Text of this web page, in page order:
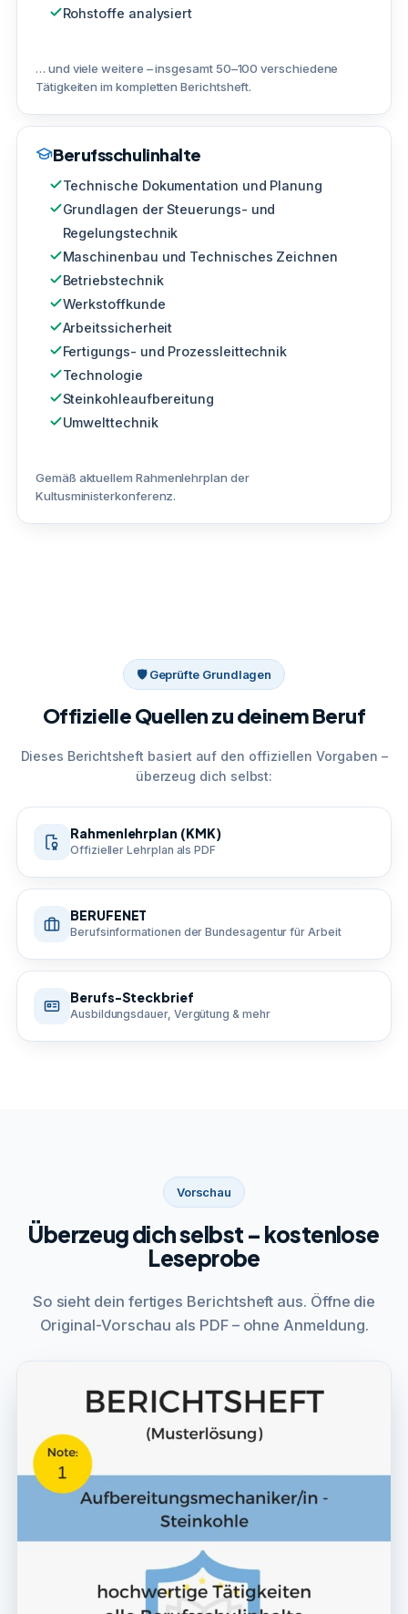
Rohstoffe analysiert
… und viele weitere – insgesamt 50–100 verschiedene
Tätigkeiten im kompletten Berichtsheft.
Berufsschulinhalte
Technische Dokumentation und Planung
Grundlagen der Steuerungs- und
Regelungstechnik
Maschinenbau und Technisches Zeichnen
Betriebstechnik
Werkstoffkunde
Arbeitssicherheit
Fertigungs- und Prozessleittechnik
Technologie
Steinkohleaufbereitung
Umwelttechnik
Gemäß aktuellem Rahmenlehrplan der
Kultusministerkonferenz.
🛡 Geprüfte Grundlagen
Offizielle Quellen zu deinem Beruf
Dieses Berichtsheft basiert auf den offiziellen Vorgaben –
überzeug dich selbst:
Rahmenlehrplan (KMK)
Offizieller Lehrplan als PDF
BERUFENET
Berufsinformationen der Bundesagentur für Arbeit
Berufs-Steckbrief
Ausbildungsdauer, Vergütung & mehr
Vorschau
Überzeug dich selbst – kostenlose
Leseprobe
So sieht dein fertiges Berichtsheft aus. Öffne die
Original-Vorschau als PDF – ohne Anmeldung.